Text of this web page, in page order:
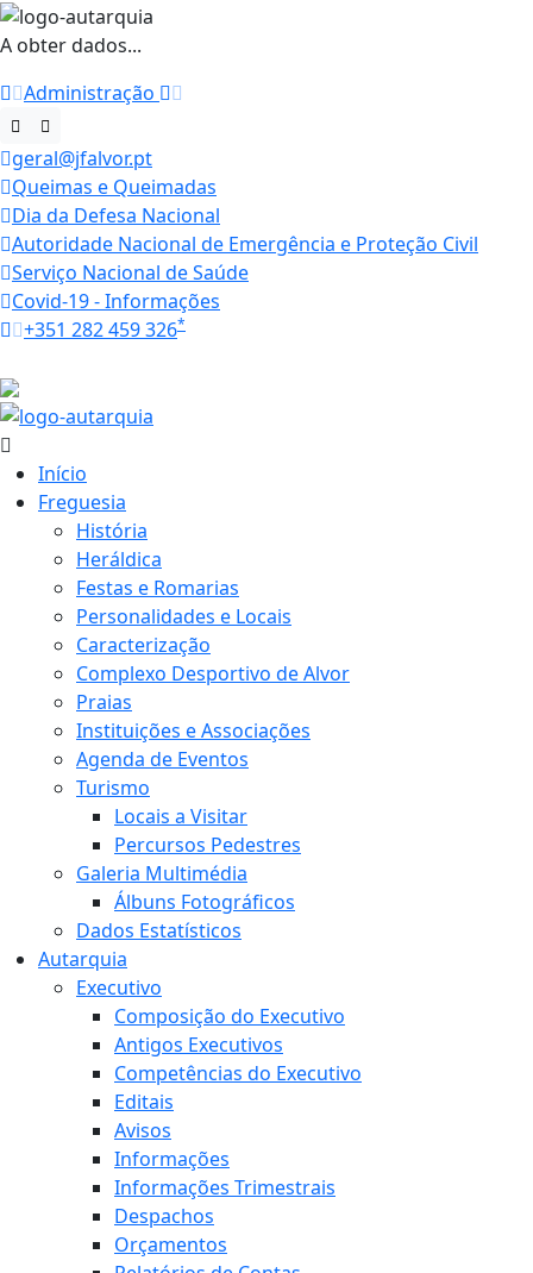
A obter dados...
Administração
geral@jfalvor.pt
Queimas e Queimadas
Dia da Defesa Nacional
Autoridade Nacional de Emergência e Proteção Civil
Serviço Nacional de Saúde
Covid-19 - Informações
+351 282 459 326*
Início
Freguesia
História
Heráldica
Festas e Romarias
Personalidades e Locais
Caracterização
Complexo Desportivo de Alvor
Praias
Instituições e Associações
Agenda de Eventos
Turismo
Locais a Visitar
Percursos Pedestres
Galeria Multimédia
Álbuns Fotográficos
Dados Estatísticos
Autarquia
Executivo
Composição do Executivo
Antigos Executivos
Competências do Executivo
Editais
Avisos
Informações
Informações Trimestrais
Despachos
Orçamentos